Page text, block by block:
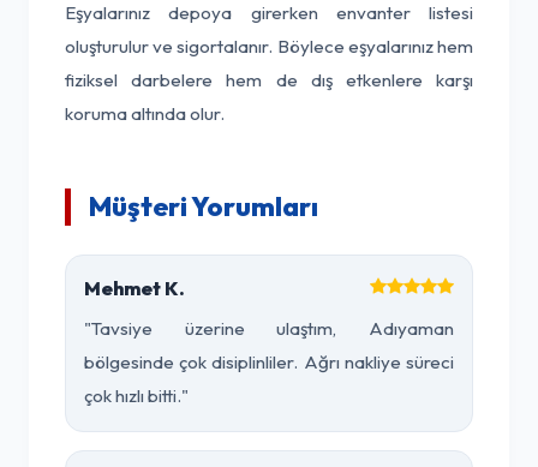
Eşyalarınız depoya girerken envanter listesi
oluşturulur ve sigortalanır. Böylece eşyalarınız hem
fiziksel darbelere hem de dış etkenlere karşı
koruma altında olur.
Müşteri Yorumları
Mehmet K.
"Tavsiye üzerine ulaştım, Adıyaman
bölgesinde çok disiplinliler. Ağrı nakliye süreci
çok hızlı bitti."